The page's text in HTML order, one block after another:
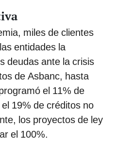
miles de clientes
entidades la
deudas ante la crisis
de Asbanc, hasta
el 11% de
19% de créditos no
los proyectos de ley
el 100%.